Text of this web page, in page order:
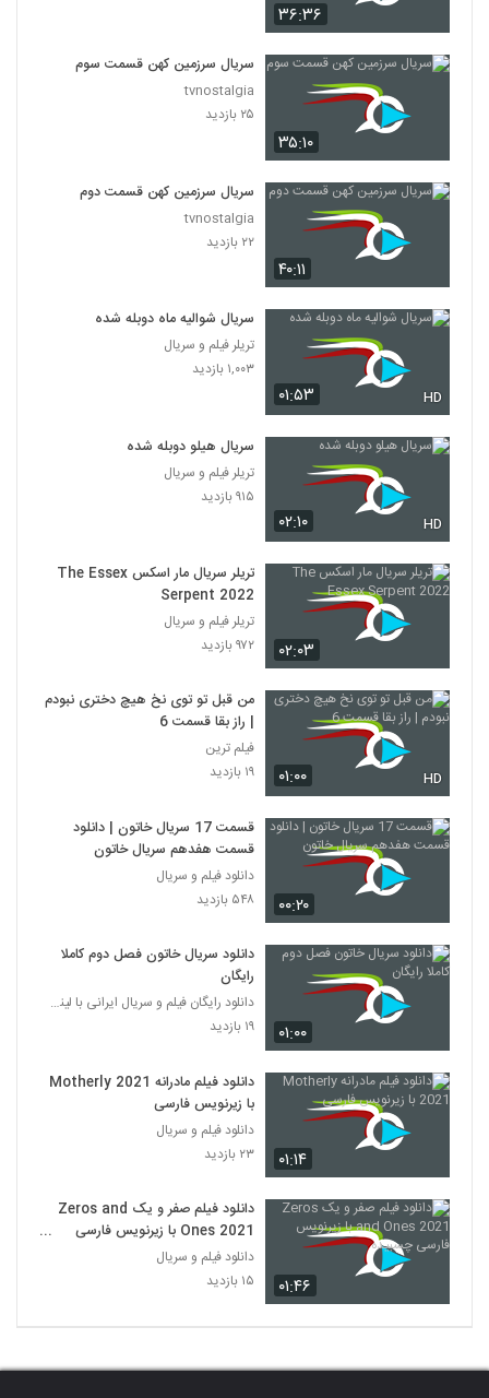
۳۶:۳۶
۳۵:۱۰
سریال سرزمین کهن قسمت سوم
tvnostalgia
۲۵ بازدید
۴۰:۱۱
سریال سرزمین کهن قسمت دوم
tvnostalgia
۲۲ بازدید
۰۱:۵۳ HD
سریال شوالیه ماه دوبله شده
تریلر فیلم و سریال
۱,۰۰۳ بازدید
۰۲:۱۰ HD
سریال هیلو دوبله شده
تریلر فیلم و سریال
۹۱۵ بازدید
۰۲:۰۳
تریلر سریال مار اسکس The Essex
Serpent 2022
تریلر فیلم و سریال
۹۷۲ بازدید
۰۱:۰۰ HD
من قبل تو توی نخ هیچ دختری نبودم
| راز بقا قسمت 6
فیلم ترین
۱۹ بازدید
۰۰:۲۰
قسمت 17 سریال خاتون | دانلود
قسمت هفدهم سریال خاتون
دانلود فیلم و سریال
۵۴۸ بازدید
۰۱:۰۰
دانلود سریال خاتون فصل دوم کاملا
رایگان
دانلود رایگان فیلم و سریال ایرانی با لینک مستقیم
۱۹ بازدید
۰۱:۱۴
دانلود فیلم مادرانه Motherly 2021
با زیرنویس فارسی
دانلود فیلم و سریال
۲۳ بازدید
۰۱:۴۶
دانلود فیلم صفر و یک Zeros and
Ones 2021 با زیرنویس فارسی
چسبیده
دانلود فیلم و سریال
۱۵ بازدید